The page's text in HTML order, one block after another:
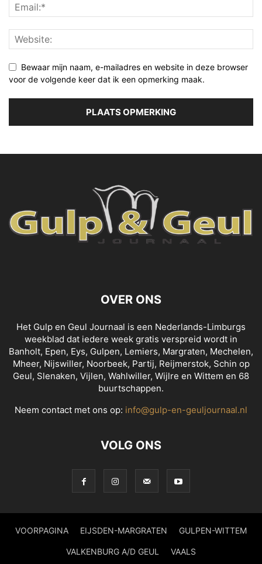
Bewaar mijn naam, e-mailadres en website in deze browser
voor de volgende keer dat ik een opmerking maak.
OVER ONS
Het Gulp en Geul Journaal is een Nederlands-Limburgs
weekblad dat iedere week gratis verspreid wordt in
Banholt, Epen, Eys, Gulpen, Lemiers, Margraten, Mechelen,
Mheer, Nijswiller, Noorbeek, Partij, Reijmerstok, Schin op
Geul, Slenaken, Vijlen, Wahlwiller, Wijlre en Wittem en 68
buurtschappen.
Neem contact met ons op: info@gulp-en-geuljournaal.nl
VOLG ONS
VOORPAGINA EIJSDEN-MARGRATEN GULPEN-WITTEM
VALKENBURG A/D GEUL VAALS